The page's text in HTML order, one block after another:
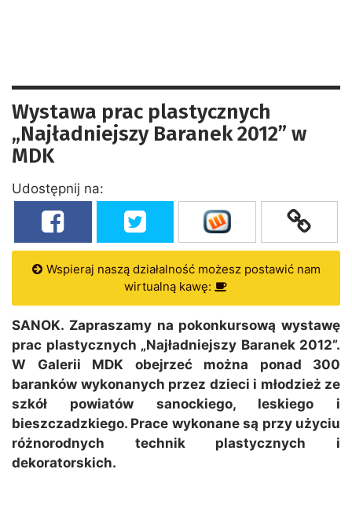
Wystawa prac plastycznych
„Najładniejszy Baranek 2012” w
MDK
Udostępnij na:
Wspieraj naszą działalność możesz postawić nam
wirtualną kawę:
SANOK. Zapraszamy na pokonkursową wystawę
prac plastycznych „Najładniejszy Baranek 2012”.
W Galerii MDK obejrzeć można ponad 300
baranków wykonanych przez dzieci i młodzież ze
szkół powiatów sanockiego, leskiego i
bieszczadzkiego. Prace wykonane są przy użyciu
różnorodnych technik plastycznych i
dekoratorskich.